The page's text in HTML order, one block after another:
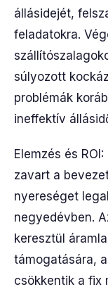
állásidejét,
feladatokra.
súlyozott
problémák
ineffektív
Elemzés és
zavart a
nyereséget
negyedévben.
keresztül
támogatására,
csökkentik a fix